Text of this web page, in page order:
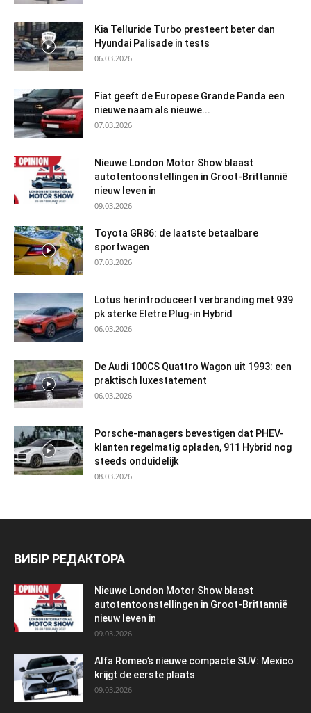
Kia Telluride Turbo presteert beter dan
Hyundai Palisade in tests
06.03.2026
Fiat geeft de Europese Grande Panda een
nieuwe naam als nieuwe...
07.03.2026
Nieuwe London Motor Show blaast
autotentoonstellingen in Groot-Brittannië
nieuw leven in
09.03.2026
Toyota GR86: de laatste betaalbare
sportwagen
07.03.2026
Lotus herintroduceert verbranding met 939
pk sterke Eletre Plug-in Hybrid
06.03.2026
De Audi 100CS Quattro Wagon uit 1993: een
praktisch luxestatement
06.03.2026
Porsche-managers bevestigen dat PHEV-
klanten regelmatig opladen, 911 Hybrid nog
steeds onduidelijk
08.03.2026
ВИБІР РЕДАКТОРА
Nieuwe London Motor Show blaast
autotentoonstellingen in Groot-Brittannië
nieuw leven in
09.03.2026
Alfa Romeo’s nieuwe compacte SUV: Mexico
krijgt de eerste plaats
09.03.2026